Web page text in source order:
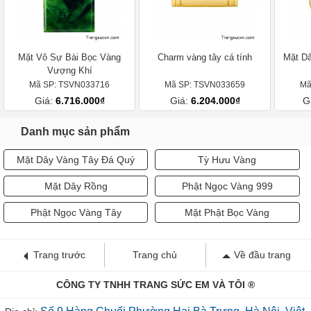
Mặt Vô Sự Bài Bọc Vàng
Vượng Khí
Mã SP: TSVN033716
Giá: 6.716.000₫
Charm vàng tây cá tính
Mã SP: TSVN033659
Giá: 6.204.000₫
Mặt
Danh mục sản phẩm
Mặt Dây Vàng Tây Đá Quý Tỳ Hưu Vàng
Mặt Dây Rồng Phật Ngọc Vàng 999
Phật Ngọc Vàng Tây Mặt Phật Bọc Vàng
Trang trước Trang chủ Về đầu trang
CÔNG TY TNHH TRANG SỨC EM VÀ TÔI ®